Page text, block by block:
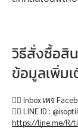
วิธีสั่งซื้อสิ
ข้อมูลเพิ่ม
👉🏻 Inbox เพจ
👉🏻 LINE ID :
https://line.me/R/